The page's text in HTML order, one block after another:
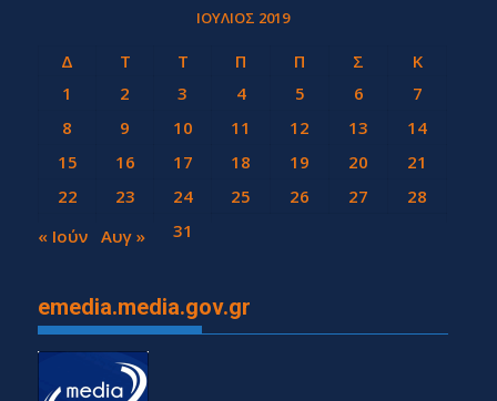
ΙΟΎΛΙΟΣ 2019
Δ Τ Τ Π Π Σ
Κ
1
2 3 4 5 6
7
8
9 10 11 12 13
14
15
16 17 18 19 20
21
22
23 24 25 26 27
28
29
30 31
« Ιούν Αυγ »
emedia.media.gov.gr